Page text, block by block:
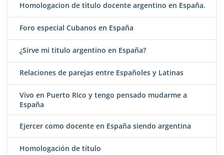
Homologacion de titulo docente argentino en España.
Foro especial Cubanos en España
¿Sirve mi titulo argentino en España?
Relaciones de parejas entre Españoles y Latinas
Vivo en Puerto Rico y tengo pensado mudarme a
España
Ejercer como docente en España siendo argentina
Homologación de título